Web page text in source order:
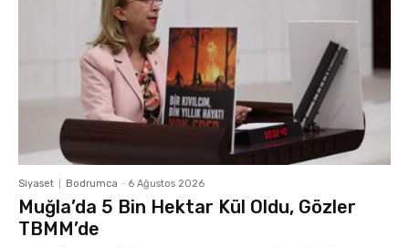
Siyaset Bodrumca - 6 Ağustos 2026
Muğla’da 5 Bin Hektar Kül Oldu, Gözler
TBMM’de